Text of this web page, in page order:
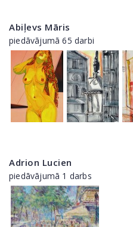
Abiļevs Māris
piedāvājumā 65 darbi
Adrion Lucien
piedāvājumā 1 darbs